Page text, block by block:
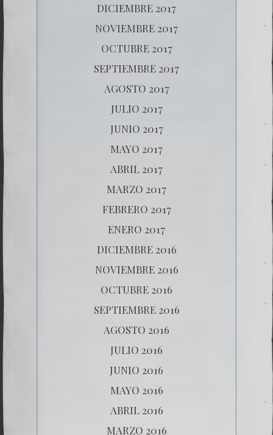
DICIEMBRE 2017
NOVIEMBRE 2017
OCTUBRE 2017
SEPTIEMBRE 2017
AGOSTO 2017
JULIO 2017
JUNIO 2017
MAYO 2017
ABRIL 2017
MARZO 2017
FEBRERO 2017
ENERO 2017
DICIEMBRE 2016
NOVIEMBRE 2016
OCTUBRE 2016
SEPTIEMBRE 2016
AGOSTO 2016
JULIO 2016
JUNIO 2016
MAYO 2016
ABRIL 2016
MARZO 2016